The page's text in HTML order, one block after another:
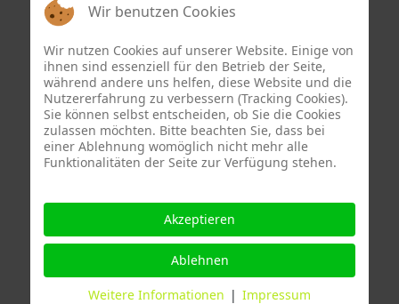
info
maier-gutachten.de
www.maier-gutachten.de
Treten Sie unverbindlich
mit uns in Kontakt.
Wir benutzen Cookies
Wir nutzen Cookies auf unserer Website. Einige von
ihnen sind essenziell für den Betrieb der Seite,
während andere uns helfen, diese Website und die
Nutzererfahrung zu verbessern (Tracking Cookies).
Sie können selbst entscheiden, ob Sie die Cookies
zulassen möchten. Bitte beachten Sie, dass bei
einer Ablehnung womöglich nicht mehr alle
Funktionalitäten der Seite zur Verfügung stehen.
Akzeptieren
Ablehnen
Weitere Informationen | Impressum